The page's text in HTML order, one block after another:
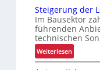
n
i
e
r
u
t
r
o
f
i
Steigerung der
Im Bausektor
führenden
technischen
Weiterlesen:
S